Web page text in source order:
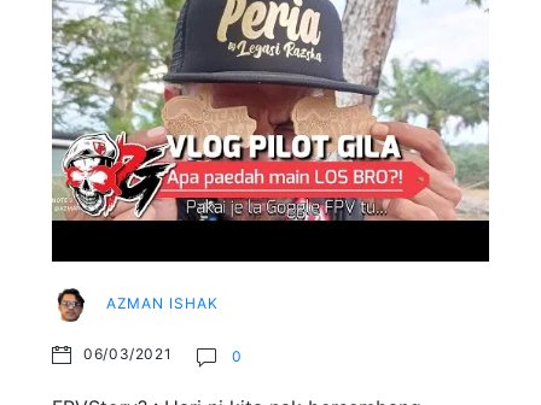
AZMAN ISHAK
06/03/2021 0